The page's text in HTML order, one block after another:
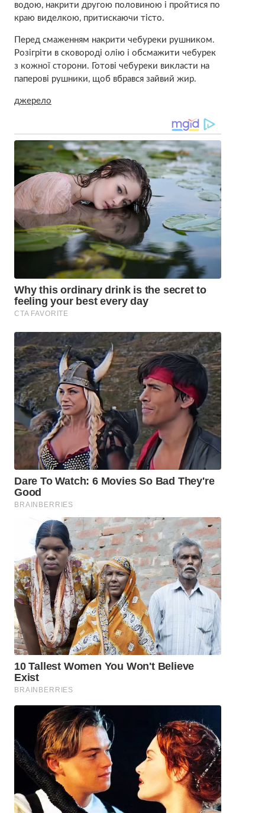
водою, накрити другою половиною і пройтися по
краю виделкою, притискаючи тісто.
Перед смаженням накрити чебуреки рушником.
Розігріти в сковороді олію і обсмажити чебурек
з кожної сторони. Готові чебуреки викласти на
паперові рушники, щоб вбрався зайвий жир.
джерело